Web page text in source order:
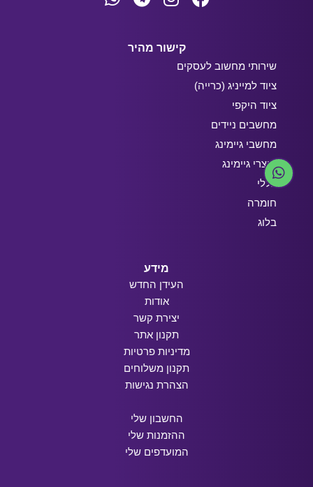
קישור מהיר
שירותי מחשוב לעסקים
ציוד למייניג (כרייה)
ציוד היקפי
מחשבים ניידים
מחשבי גיימינג
מוצרי גיימינג
כללי
חומרה
בלוג
מידע
העידן החדש
אודות
יצירת קשר
תקנון אתר
מדיניות פרטיות
תקנון משלוחים
הצהרת נגישות
החשבון שלי
ההזמנות שלי
המועדפים שלי